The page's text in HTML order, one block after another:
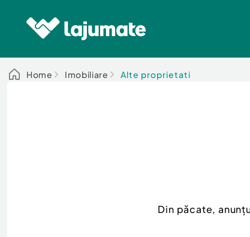
Home Imobiliare Alte proprietati
Din păcate,